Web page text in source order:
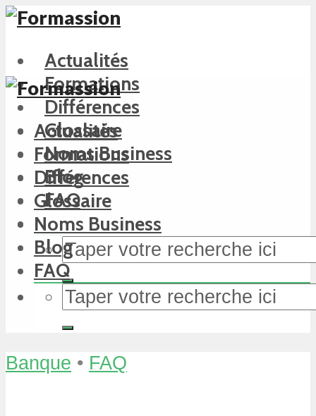
Actualités
Formations
Différences
Glossaire
Noms Business
Blog
FAQ
Actualités
Formations
Différences
Glossaire
Noms Business
Blog
FAQ
Banque • FAQ